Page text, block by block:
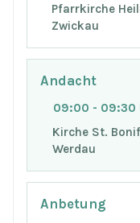
Pfarrkirche
Zwickau
Andacht
09:00 - 09:30
Kirche St.
Werdau
Anbetung